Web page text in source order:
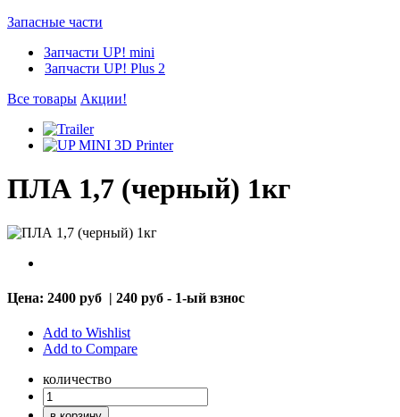
Запасные части
Запчасти UP! mini
Запчасти UP! Plus 2
Все товары Акции!
ПЛА 1,7 (черный) 1кг
Цена: 2400 руб | 240 руб - 1-ый взнос
Add to Wishlist
Add to Compare
количество